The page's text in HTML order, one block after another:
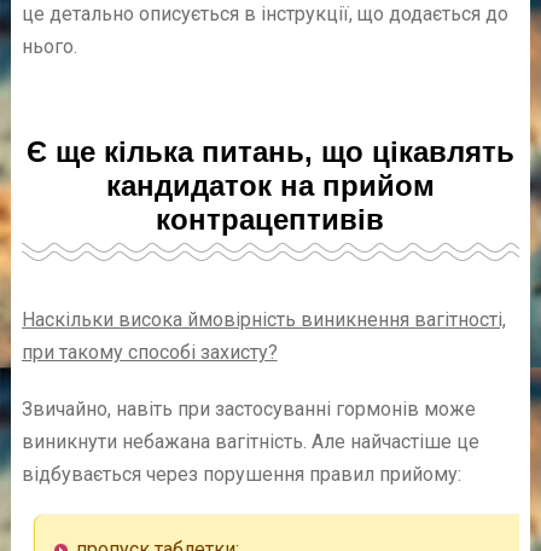
це детально описується в інструкції, що додається до
нього.
Є ще кілька питань, що цікавлять
кандидаток на прийом
контрацептивів
Наскільки висока ймовірність виникнення вагітності,
при такому способі захисту?
Звичайно, навіть при застосуванні гормонів може
виникнути небажана вагітність. Але найчастіше це
відбувається через порушення правил прийому: